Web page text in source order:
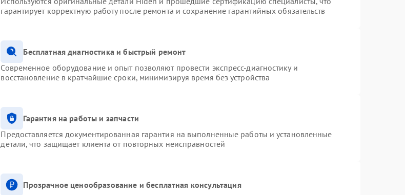
гарантирует корректную работу после ремонта и сохранение гарантийных обязательств
Бесплатная диагностика и быстрый ремонт
Современное оборудование и опыт позволяют провести экспресс-диагностику и
восстановление в кратчайшие сроки, минимизируя время без устройства
Гарантия на работы и запчасти
Предоставляется документированная гарантия на выполненные работы и установленные
детали, что защищает клиента от повторных неисправностей
Прозрачное ценообразование и бесплатная консультация